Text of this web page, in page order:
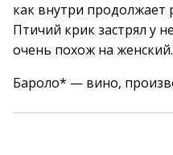
как внутри продолжает
Птичий крик застрял у
очень похож на
Бароло* — вино,